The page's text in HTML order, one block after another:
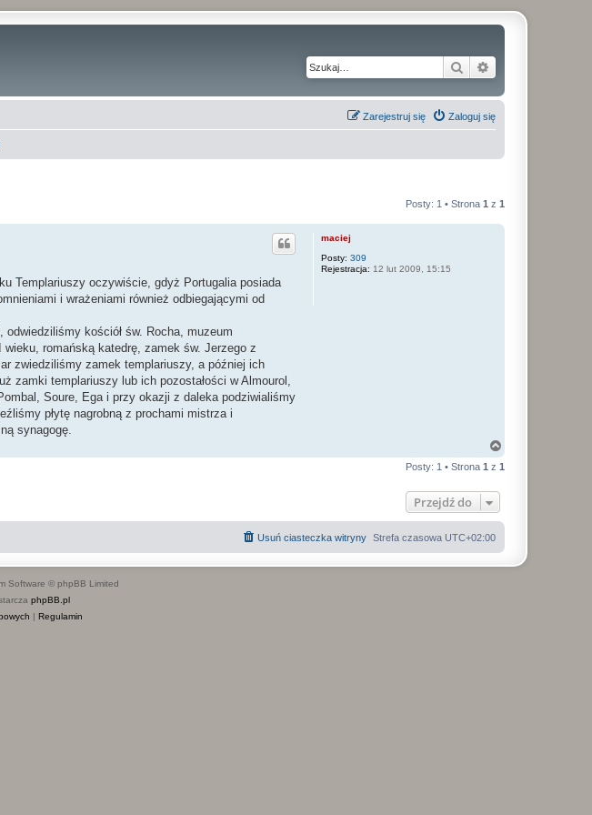
Szukaj
Zaloguj się
Zarejestruj się
Posty: 1 • Strona 1 z 1
maciej
Posty: 309
Rejestracja: 12 lut 2009, 15:15
Templariuszy oczywiście, gdyż Portugalia posiada
i wrażeniami również odbiegającymi od
kościół św. Rocha, muzeum
romańską katedrę, zamek św. Jerzego z
zwiedziliśmy zamek templariuszy, a później ich
zamki templariuszy lub ich pozostałości w Almourol,
Soure, Ega i przy okazji z daleka podziwialiśmy
płytę nagrobną z prochami mistrza i
synagogę.
g
Posty: 1 • Strona 1 z 1
Przejdź do
Strefa czasowa UTC+02:00
Usuń ciasteczka witryny
Software © phpBB Limited
phpBB.pl
| Regulamin